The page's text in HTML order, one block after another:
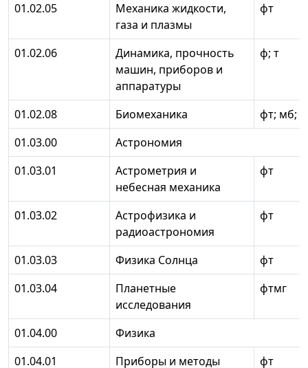
01.02.05
Механика жидкости,
газа и плазмы
фт
01.02.06
Динамика, прочность
машин, приборов и
аппаратуры
ф; т
01.02.08 Биомеханика
фт; мб; п
01.03.00
Астрономия
01.03.01
Астрометрия и
небесная механика
фт
01.03.02
Астрофизика и
радиоастрономия
фт
01.03.03 Физика Солнца
фт
01.03.04
Планетные
исследования
фтмг
01.04.00
Физика
01.04.01
Приборы и методы
фт